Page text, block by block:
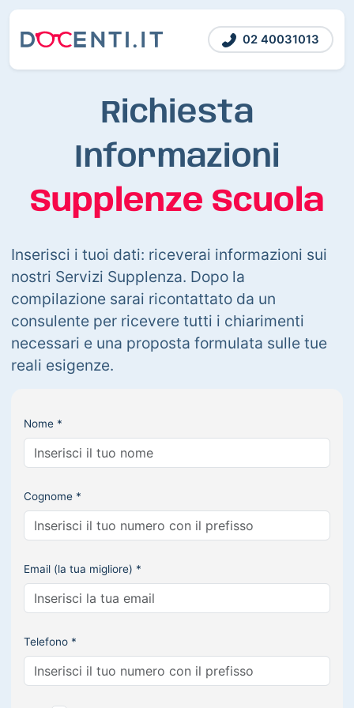
02 40031013
Richiesta
Informazioni
Supplenze Scuola
Inserisci i tuoi dati: riceverai informazioni sui
nostri Servizi Supplenza. Dopo la
compilazione sarai ricontattato da un
consulente per ricevere tutti i chiarimenti
necessari e una proposta formulata sulle tue
reali esigenze.
Nome *
Cognome *
Email (la tua migliore) *
Telefono *